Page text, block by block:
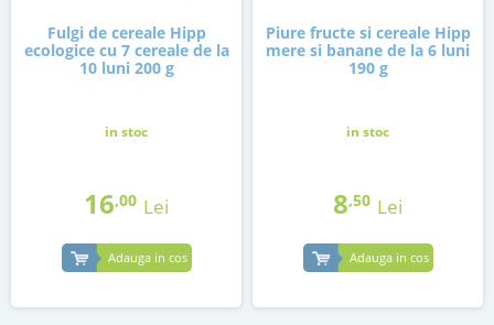
Fulgi de cereale Hipp
ecologice cu 7 cereale de la
10 luni 200 g
in stoc
16,00 Lei
Adauga in cos
Piure fructe si cereale Hipp
mere si banane de la 6 luni
190 g
in stoc
8,50 Lei
Adauga in cos